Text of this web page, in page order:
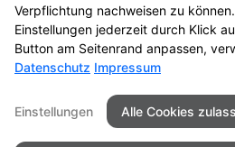
Zum Gesundheitstelefon
Seitenübersicht
Datenschutz
Verpflichtung nachweisen zu
Einstellungen jederzeit durch Klick
Button am Seitenrand anpassen,
Datenschutz Impressum
Einstellungen Alle Cookies